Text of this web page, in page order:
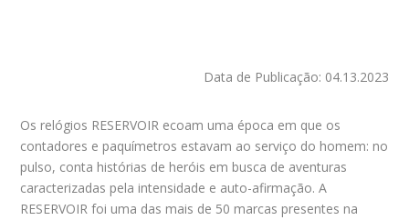
Data de Publicação: 04.13.2023
Os relógios RESERVOIR ecoam uma época em que os
contadores e paquímetros estavam ao serviço do homem: no
pulso, conta histórias de heróis em busca de aventuras
caracterizadas pela intensidade e auto-afirmação. A
RESERVOIR foi uma das mais de 50 marcas presentes na